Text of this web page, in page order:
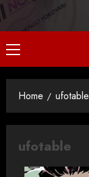
Home ufotable
ufotable